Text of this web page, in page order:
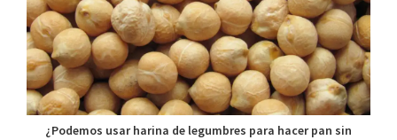
¿Podemos usar harina de legumbres para hacer pan sin